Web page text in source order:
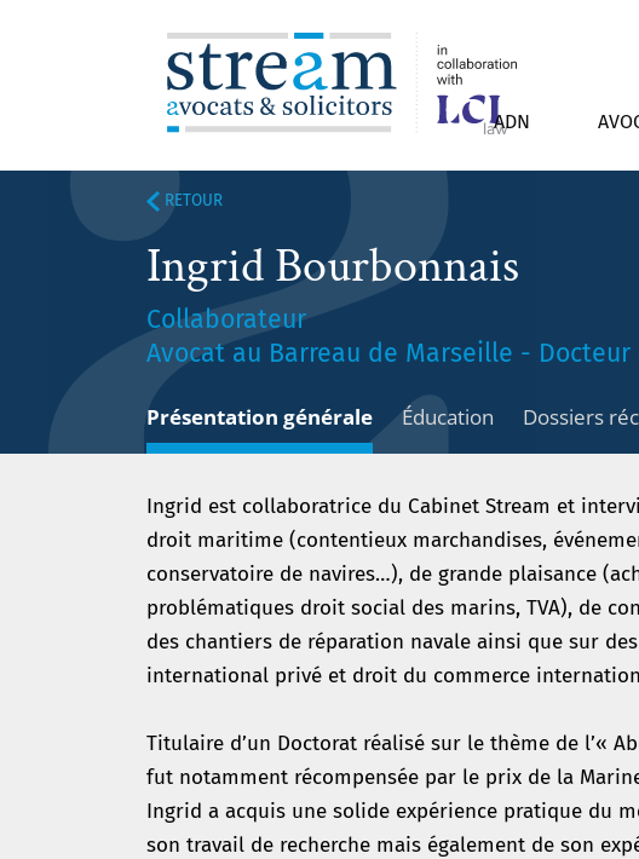
ADN
RETOUR
Ingrid Bourbonnais
Collaborateur
Avocat au Barreau de Marseille -
Présentation générale Éducation Dossiers
Ingrid est collaboratrice du Cabinet Stream et
droit maritime (contentieux marchandises,
conservatoire de navires…), de grande plaisance
problématiques droit social des marins, TVA), de
des chantiers de réparation navale ainsi que sur
international privé et droit du commerce
Titulaire d’un Doctorat réalisé sur le thème de l’«
fut notamment récompensée par le prix de la
Ingrid a acquis une solide expérience pratique du
son travail de recherche mais également de son